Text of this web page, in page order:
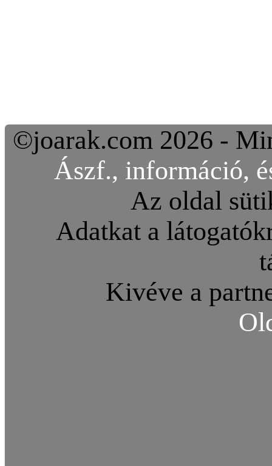
©joarak.com 2026 -
Ászf., információ,
Az oldal
Adatkat a
Kivéve a